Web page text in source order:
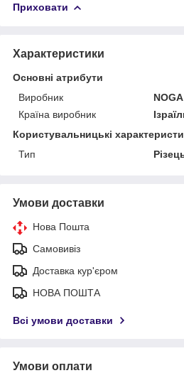
Приховати
Характеристики
Основні атрибути
Виробник
Країна виробник
Користувальницькі
Тип
Умови доставки
Нова Пошта
Самовивіз
Доставка кур'єром
НОВА ПОШТА
Всі умови доставки
Умови оплати